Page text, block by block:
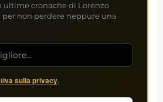
ultime cronache di Lorenzo
per non perdere neppure una
sulla privacy.